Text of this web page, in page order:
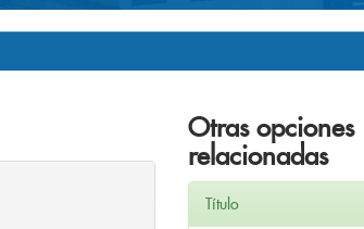
Otras opciones
relacionadas
Título